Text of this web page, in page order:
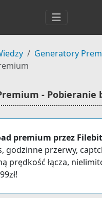
Generatory
- Pobieranie
premium przez
godzinne przerwy,
prędkość łącza,